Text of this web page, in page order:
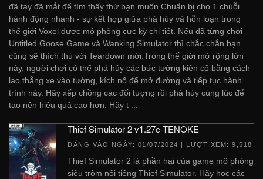
đã tay đã mắt để tìm thấy thứ bạn muốn.Chuẩn bị cho 1 chuỗi
hành động nhanh - sự kết hợp giữa phá hủy và hỗn loạn trong
thế giới Voxel được mô phỏng cực kỳ chi tiết. Nếu đã từng chơi
Untitled Goose Game và Wanking Simulator thì chắc chắn bạn
cũng sẽ thích thú với Teardown mới.Trong thế giới mở rộng lớn
này, người chơi có thể phá hủy các bức tường kiên cố bằng cách
lao thẳng xe vào tường, kích nổ để mở đường và tiếp tục hành
trình này. Hãy xếp chồng các đối tượng rồi phá hủy cùng lúc để
tạo nên hiệu quả cao hơn. Hãy t ...
Thief Simulator 2 v1.27c-TENOKE
ĐĂNG VÀO NGÀY: 01/07/2024 | LƯỢT XEM: 9,518
Thief Simulator 2 là phần hai của game mô phỏng
siêu trộm nổi tiếng Thief Simulator. Hãy học các